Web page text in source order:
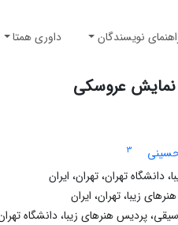
نویسندگان داوری همتا
نمایش عروسکی
3
تهران، تهران، ایران
زیبا، تهران، ایران
پردیس هنرهای زیبا، دانشگاه تهران،